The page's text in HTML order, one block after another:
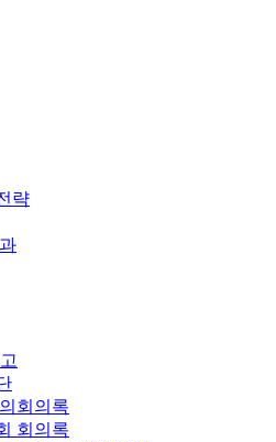
략
회의록
회의록